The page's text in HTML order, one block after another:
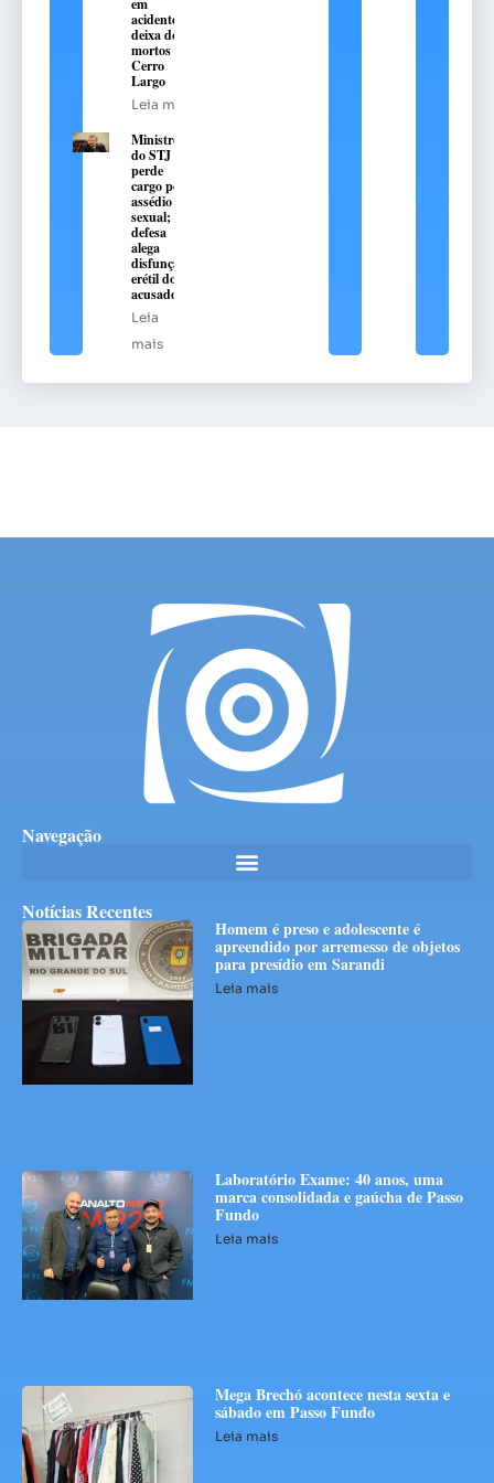
acidente e
deixa dois
mortos em
Cerro
Largo
Leia mais
Ministro
do STJ
perde
cargo por
assédio
sexual;
defesa
alega
disfunção
erétil do
acusado
Leia
mais
Navegação
Notícias Recentes
Homem é preso e adolescente é
apreendido por arremesso de objetos
para presídio em Sarandi
Leia mais
Laboratório Exame: 40 anos, uma
marca consolidada e gaúcha de Passo
Fundo
Leia mais
Mega Brechó acontece nesta sexta e
sábado em Passo Fundo
Leia mais